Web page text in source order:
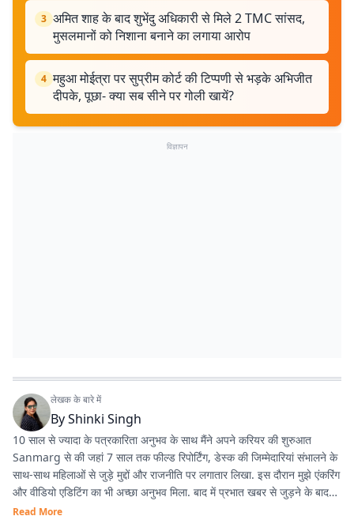
3 अमित शाह के बाद शुभेंदु अधिकारी से मिले 2 TMC सांसद,
मुसलमानों को निशाना बनाने का लगाया आरोप
4 महुआ मोईत्रा पर सुप्रीम कोर्ट की टिप्पणी से भड़के अभिजीत
दीपके, पूछा- क्या सब सीने पर गोली खायें?
विज्ञापन
लेखक के बारे में
ByShinki Singh
10 साल से ज्यादा के पत्रकारिता अनुभव के साथ मैंने अपने करियर की शुरुआत
Sanmarg से की जहां 7 साल तक फील्ड रिपोर्टिंग, डेस्क की जिम्मेदारियां संभालने के
साथ-साथ महिलाओं से जुड़े मुद्दों और राजनीति पर लगातार लिखा. इस दौरान मुझे एंकरिंग
और वीडियो एडिटिंग का भी अच्छा अनुभव मिला. बाद में प्रभात खबर से जुड़ने के बाद
मेरा फोकस हार्ड न्यूज पर ज्यादा रहा. वहीं लाइफस्टाइल जर्नलिज्म में भी काम करने का
Read More